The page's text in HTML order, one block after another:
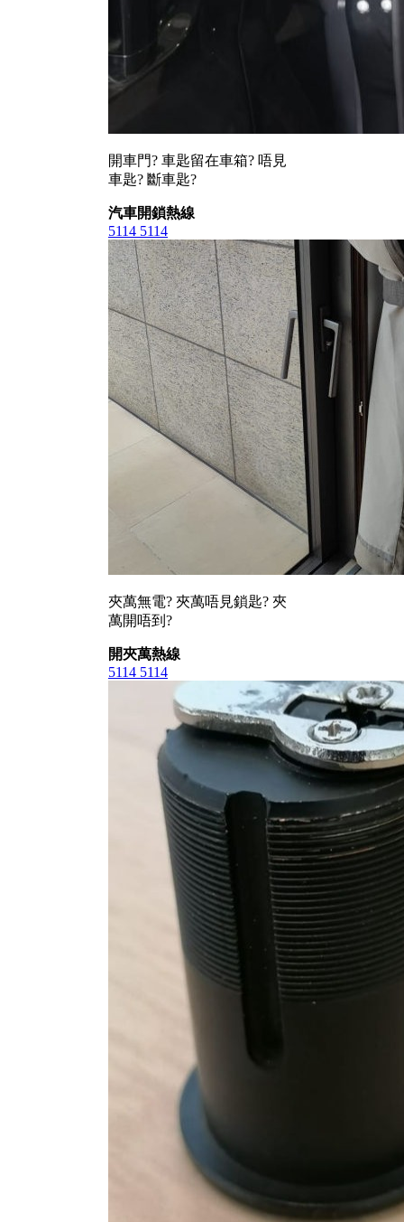
開車門? 車匙留在車箱? 唔見
車匙? 斷車匙?
汽車開鎖熱線
5114 5114
夾萬無電? 夾萬唔見鎖匙? 夾
萬開唔到?
開夾萬熱線
5114 5114